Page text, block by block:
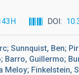
DOI
Sunnquist, Ben;
Guillermo;
Meloy; Finkelstein,